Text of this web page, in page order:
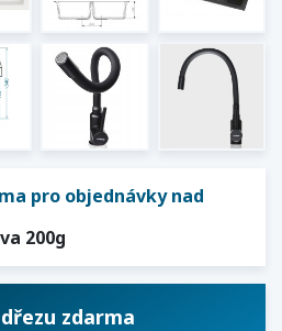
pro objednávky nad
200g
zdarma